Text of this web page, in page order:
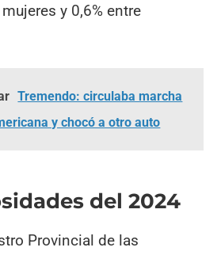
y 0,6% entre
Tremendo: circulaba marcha
y chocó a otro auto
del 2024
Provincial de las